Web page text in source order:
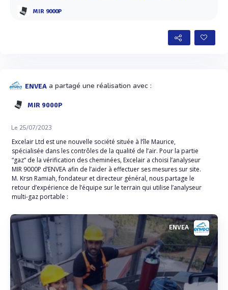
MIR 9000P
ENVEA a partagé une réalisation avec :
MIR 9000P
Le 25/07/2023
Excelair Ltd est une nouvelle société située à l’île Maurice,
spécialisée dans les contrôles de la qualité de l’air. Pour la partie
“gaz” de la vérification des cheminées, Excelair a choisi l’analyseur
MIR 9000P d’ENVEA afin de l’aider à effectuer ses mesures sur site.
M. Krsn Ramiah, fondateur et directeur général, nous partage le
retour d’expérience de l’équipe sur le terrain qui utilise l’analyseur
multi-gaz portable :
ENVEA